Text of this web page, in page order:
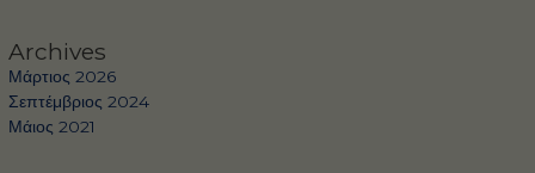
Archives
Μάρτιος 2026
Σεπτέμβριος 2024
Μάιος 2021